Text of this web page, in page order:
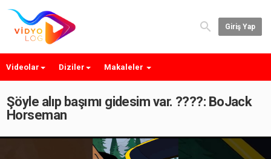
Giriş Yap
Videolar Diziler Makaleler
Şöyle alıp başımı gidesim var. ????: BoJack
Horseman